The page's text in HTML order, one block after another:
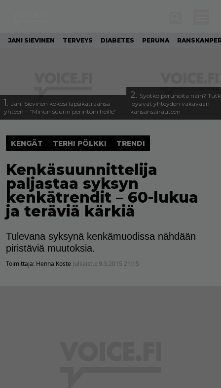
JANI SIEVINEN TERVEYS DIABETES PERUNA
1. Jani Sievinen kokosi lapsikatraansa
yhteen – ”Minun suurin perintöni heille”
2. Syötkö perunoita näin?
löysivät yhteyden vakavaan
kansansairauteen
KENGÄT TERHI PÖLKKI TRENDI
Kenkäsuunnittelija
paljastaa syksyn
kenkätrendit – 60-lukua
ja teräviä kärkiä
Tulevana syksynä kenkämuodissa nähdään
piristäviä muutoksia.
Toimittaja: Henna Koste Julkaistu: 9.3.2015 21:15